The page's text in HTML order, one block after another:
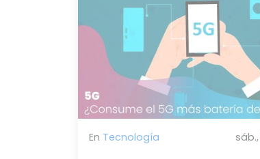
En Tecnología